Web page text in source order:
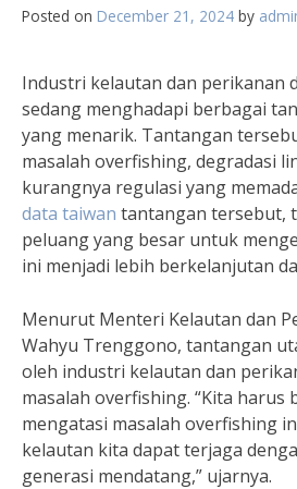
Posted on December 21, 2024 by
Industri kelautan dan perikanan
sedang menghadapi berbagai
yang menarik. Tantangan
masalah overfishing, degradasi
kurangnya regulasi yang
data taiwan tantangan tersebut,
peluang yang besar untuk
ini menjadi lebih berkelanjutan
Menurut Menteri Kelautan dan
Wahyu Trenggono, tantangan
oleh industri kelautan dan
masalah overfishing. “Kita harus
mengatasi masalah overfishing
kelautan kita dapat terjaga
generasi mendatang,” ujarnya.